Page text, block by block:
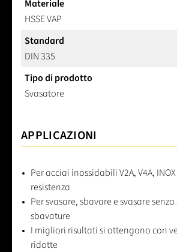
Materiale
HSSE VAP
Standard
DIN 335
Tipo di prodotto
Svasatore
APPLICAZIONI
Per acciai inossidabili V2A, V4A,
resistenza
Per svasare, sbavare e svasare
sbavature
I migliori risultati si ottengono con
ridotte